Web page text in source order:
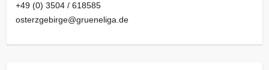
+49 (0) 3504 / 618585
osterzgebirge@grueneliga.de